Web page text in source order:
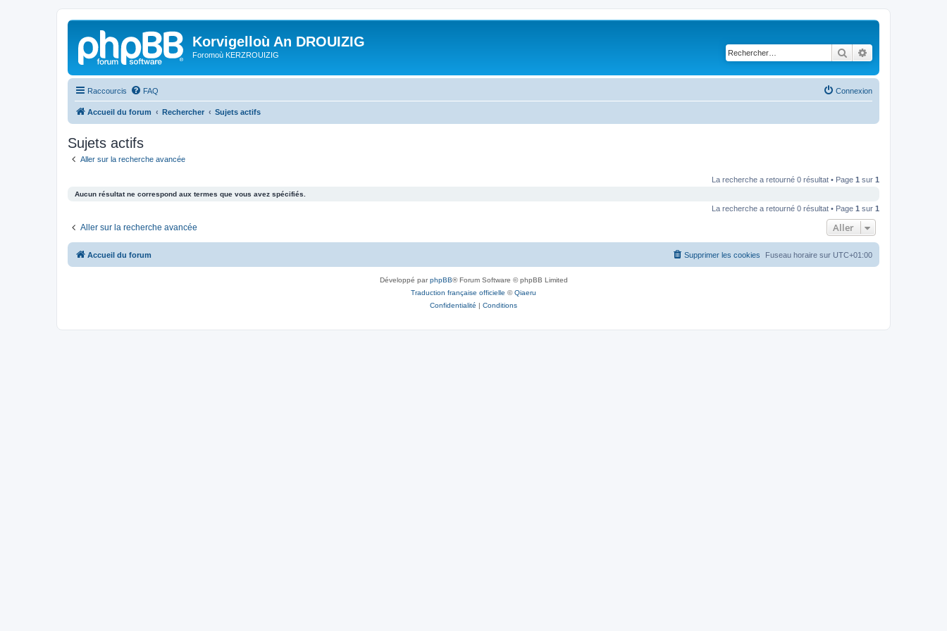
Korvigelloù An DROUIZIG
Foromoù KERZROUIZIG Rechercher
Raccourcis FAQ Connexion
Accueil du forum Rechercher Sujets actifs
Sujets actifs
Aller sur la recherche avancée
La recherche a retourné 0 résultat • Page 1 sur 1
Aucun résultat ne correspond aux termes que vous avez spécifiés.
La recherche a retourné 0 résultat • Page 1 sur 1
Aller sur la recherche avancée Aller
Accueil du forum Fuseau horaire sur UTC+01:00
Supprimer les cookies
Développé parphpBB® Forum Software © phpBB Limited
Traduction française officielle ©Qiaeru
Confidentialité | Conditions